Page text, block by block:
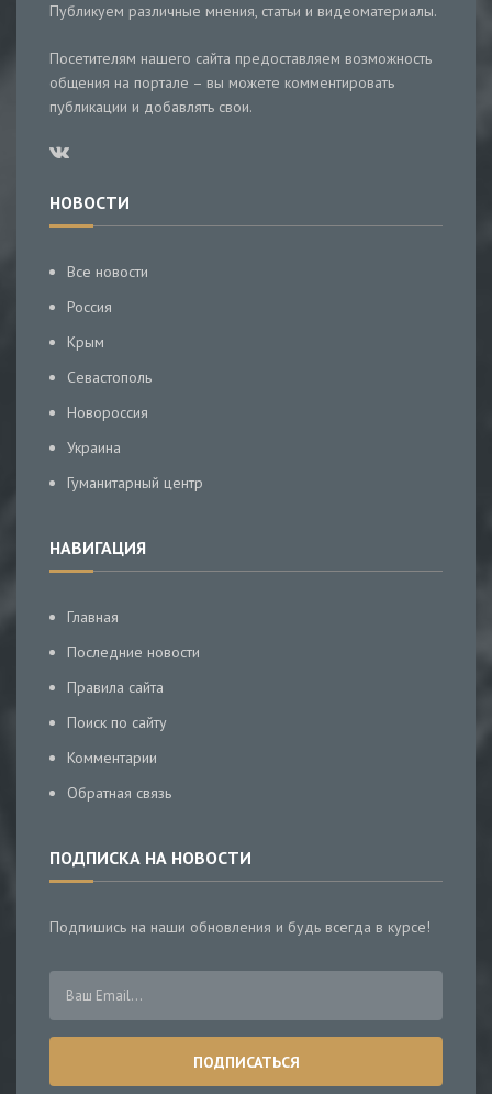
Публикуем различные мнения, статьи и видеоматериалы.
Посетителям нашего сайта предоставляем возможность
общения на портале – вы можете комментировать
публикации и добавлять свои.
НОВОСТИ
Все новости
Россия
Крым
Севастополь
Новороссия
Украина
Гуманитарный центр
НАВИГАЦИЯ
Главная
Последние новости
Правила сайта
Поиск по сайту
Комментарии
Обратная связь
ПОДПИСКА НА НОВОСТИ
Подпишись на наши обновления и будь всегда в курсе!